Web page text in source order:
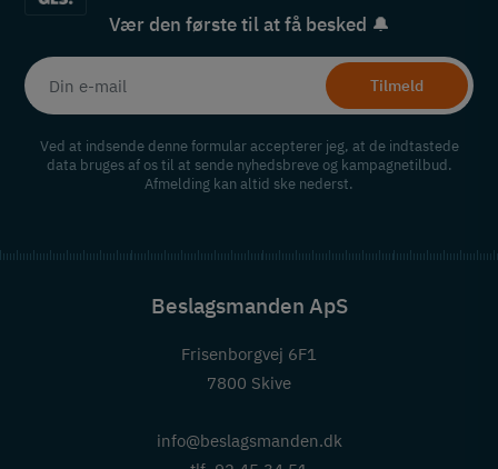
Vær den første til at få besked 🔔
Tilmeld
Ved at indsende denne formular accepterer jeg, at de indtastede
data bruges af os til at sende nyhedsbreve og kampagnetilbud.
Afmelding kan altid ske nederst.
Beslagsmanden ApS
Frisenborgvej 6F1
7800 Skive
info@beslagsmanden.dk